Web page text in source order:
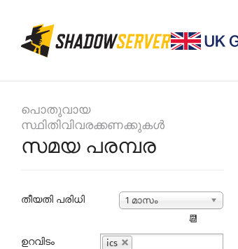
പൊതുവായ
സ്ഥിതിവിവരക്കണക്കുകൾ
സമയ പരമ്പര
തീയതി പരിധി 1 മാസം
📆
ഉറവിടം
ics